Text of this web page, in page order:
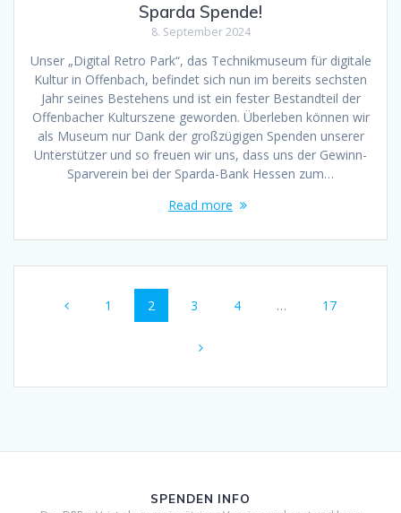
Sparda Spende!
8. September 2024
Unser „Digital Retro Park“, das Technikmuseum für digitale
Kultur in Offenbach, befindet sich nun im bereits sechsten
Jahr seines Bestehens und ist ein fester Bestandteil der
Offenbacher Kulturszene geworden. Überleben können wir
als Museum nur Dank der großzügigen Spenden unserer
Unterstützer und so freuen wir uns, dass uns der Gewinn-
Sparverein bei der Sparda-Bank Hessen zum…
Read more
navigation
Page
1 Page
2 Page
3 Page
4 … Page
17
SPENDEN INFO